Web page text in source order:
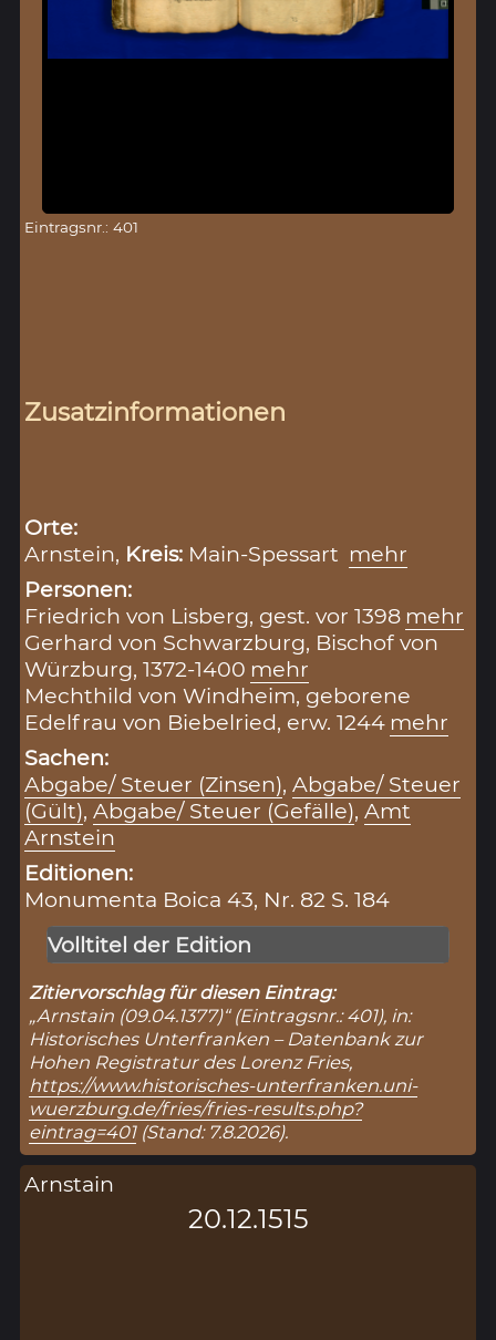
Eintragsnr.: 401
Zusatzinformationen
Orte:
Arnstein, Kreis: Main-Spessart mehr
Personen:
Friedrich von Lisberg, gest. vor 1398 mehr
Gerhard von Schwarzburg, Bischof von
Würzburg, 1372-1400 mehr
Mechthild von Windheim, geborene
Edelfrau von Biebelried, erw. 1244 mehr
Sachen:
Abgabe/ Steuer (Zinsen),Abgabe/ Steuer
(Gült),Abgabe/ Steuer (Gefälle),Amt
Arnstein
Editionen:
Monumenta Boica 43, Nr. 82 S. 184
Volltitel der Edition
Zitiervorschlag für diesen Eintrag:
„Arnstain (09.04.1377)“ (Eintragsnr.: 401), in:
Historisches Unterfranken – Datenbank zur
Hohen Registratur des Lorenz Fries,
https://www.historisches-unterfranken.uni-
wuerzburg.de/fries/fries-results.php?
eintrag=401(Stand: 7.8.2026).
Arnstain
20.12.1515